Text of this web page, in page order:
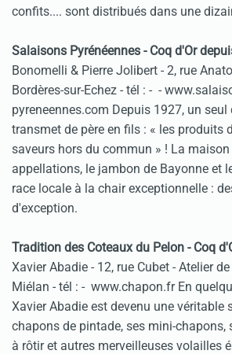
confits.... sont distribués dans une
Salaisons Pyrénéennes - Coq d'Or
Bonomelli & Pierre Jolibert - 2, rue
Bordères-sur-Echez - tél : - -
pyreneennes.com Depuis 1927, un seul
transmet de père en fils : « les produits
saveurs hors du commun » ! La
appellations, le jambon de Bayonne et
race locale à la chair exceptionnelle :
d'exception.
Tradition des Coteaux du Pelon - Coq
Xavier Abadie - 12, rue Cubet - Atelier
Miélan - tél : - www.chapon.fr En
Xavier Abadie est devenu une véritable
chapons de pintade, ses mini-chapons,
à rôtir et autres merveilleuses volailles